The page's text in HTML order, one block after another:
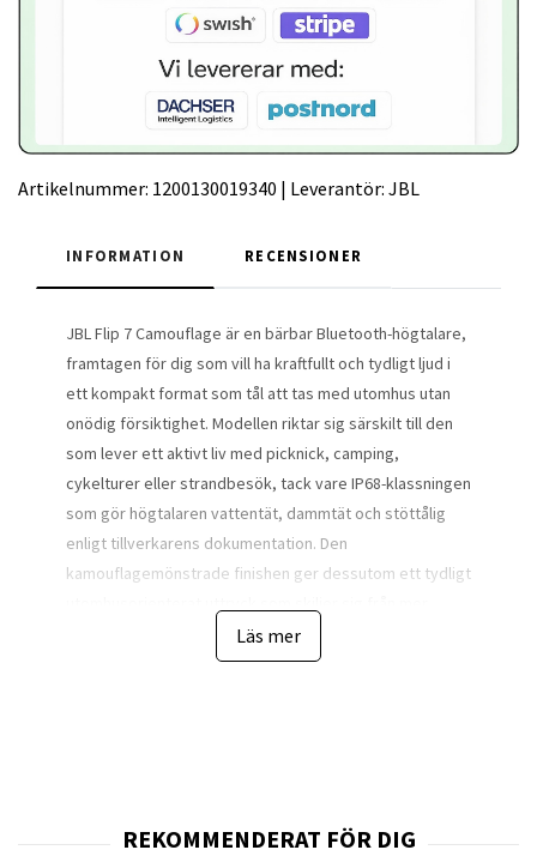
Artikelnummer: 1200130019340 | Leverantör: JBL
INFORMATION RECENSIONER
JBL Flip 7 Camouflage är en bärbar Bluetooth-högtalare,
framtagen för dig som vill ha kraftfullt och tydligt ljud i
ett kompakt format som tål att tas med utomhus utan
onödig försiktighet. Modellen riktar sig särskilt till den
som lever ett aktivt liv med picknick, camping,
cykelturer eller strandbesök, tack vare IP68-klassningen
som gör högtalaren vattentät, dammtät och stöttålig
enligt tillverkarens dokumentation. Den
kamouflagemönstrade finishen ger dessutom ett tydligt
neutrala standardfärger, vilket gör den till ett naturligt
val för den som vill att högtalaren ska matcha en
W RMS woofer och 10 W RMS tweeter) över ett
Läs mer